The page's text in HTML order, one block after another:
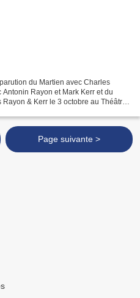
du Martien avec Charles
Rayon et Mark Kerr et du
& Kerr le 3 octobre au Théâtre
Page suivante >